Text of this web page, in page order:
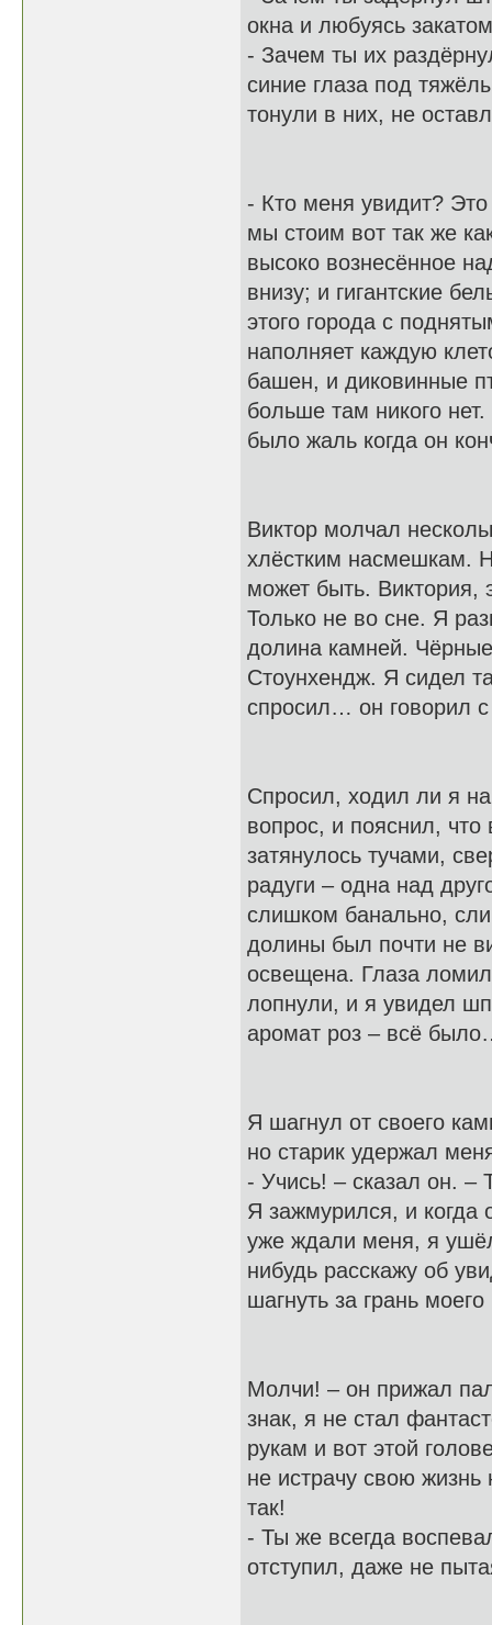
окна и любуясь
- Зачем ты их
синие глаза под
тонули в них, не
- Кто меня увидит?
мы стоим вот так же
высоко вознесённое
внизу; и гигантские
этого города с
наполняет каждую
башен, и диковинные
больше там никого
было жаль когда он
Виктор молчал
хлёстким насмешкам.
может быть. Виктория,
Только не во сне. Я
долина камней.
Стоунхендж. Я сидел
спросил… он говорил
Спросил, ходил ли я
вопрос, и пояснил,
затянулось тучами,
радуги – одна над
слишком банально,
долины был почти не
освещена. Глаза
лопнули, и я увидел
аромат роз – всё
Я шагнул от своего
но старик удержал
- Учись! – сказал он. –
Я зажмурился, и когда
уже ждали меня, я
нибудь расскажу об
шагнуть за грань
Молчи! – он прижал
знак, я не стал
рукам и вот этой
не истрачу свою
так!
- Ты же всегда
отступил, даже не